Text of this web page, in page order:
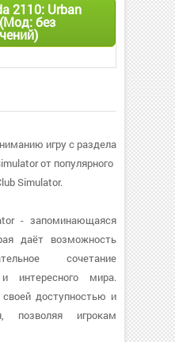
2110: Urban
без
игру с раздела
от популярного
Simulator.
- запоминающаяся
даёт возможность
сочетание
интересного мира.
доступностью и
позволяя игрокам